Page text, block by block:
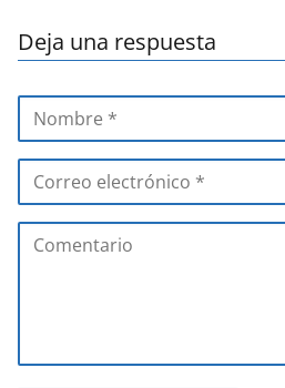
Deja una respuesta